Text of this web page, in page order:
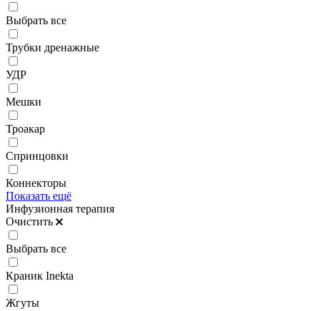
Выбрать все
Трубки дренажные
УДР
Мешки
Троакар
Спринцовки
Коннекторы
Показать ещё
Инфузионная терапия
Очистить
Выбрать все
Краник Inekta
Жгуты